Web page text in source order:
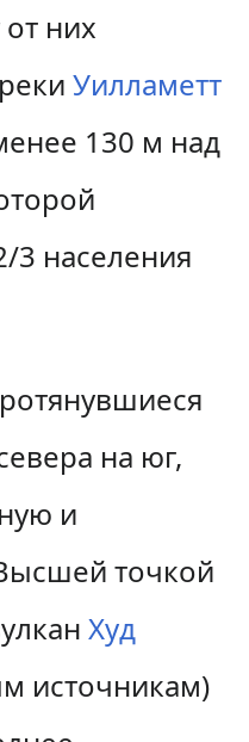
них
Уилламетт
130 м над
3 населения
на юг,
и
точкой
Худ
источникам)